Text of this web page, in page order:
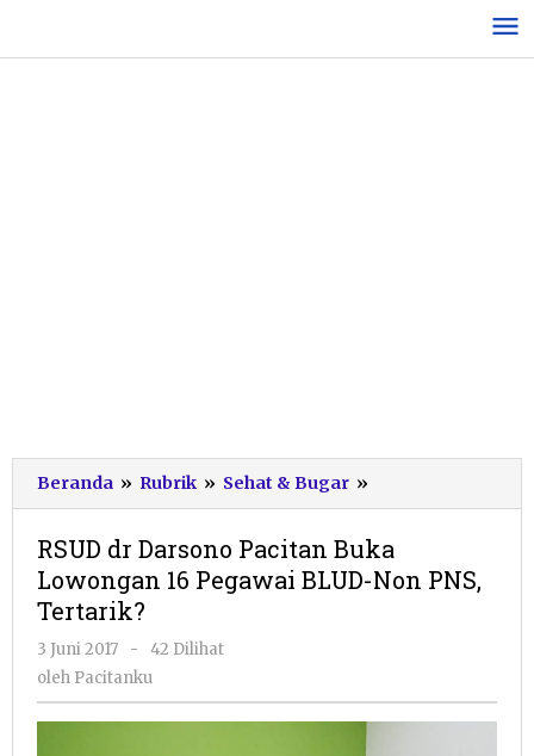
konten
Beranda » Rubrik » Sehat & Bugar »
dr
Pacitan
Buka
Non
RSUD dr Darsono Pacitan Buka
Lowongan 16 Pegawai BLUD-Non PNS,
Tertarik?
3 Juni 2017
oleh
Pacitanku
-
42 Dilihat
oleh Pacitanku